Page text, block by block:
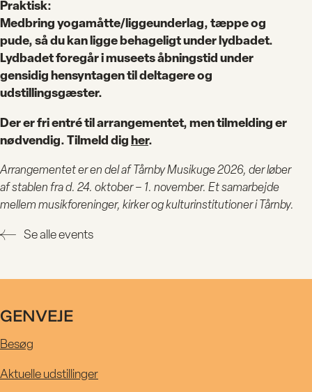
BESØG
KALENDE
R
MUSEET
Praktisk:
Medbring yogamåtte/liggeunderlag, tæppe og
pude, så du kan ligge behageligt under lydbadet.
Lydbadet foregår i museets åbningstid under
gensidig hensyntagen til deltagere og
udstillingsgæster.
Der er fri entré til arrangementet, men tilmelding er
nødvendig. Tilmeld dig her.
Arrangementet er en del af Tårnby Musikuge 2026, der løber
af stablen fra d. 24. oktober – 1. november. Et samarbejde
mellem musikforeninger, kirker og kulturinstitutioner i Tårnby.
Se alle events
GENVEJE
Besøg
Aktuelle udstillinger